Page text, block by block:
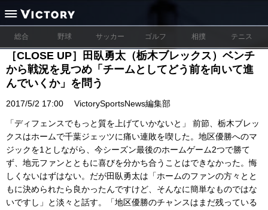
総合 野球 サッカー ゴルフ 相撲 テニス
［CLOSE UP］田臥勇太（栃木ブレックス）ベンチ
から戦況を見つめ「チームとしてどう前を向いて進
んでいくか」を問う
2017/5/2 17:00 VictorySportsNews編集部
「ディフェンスでもっと質を上げていかないと」 前節、栃木ブレッ
クスはホームで千葉ジェッツに痛い連敗を喫した。地区優勝へのマ
ジックを1としながら、今シーズン最後のホームゲーム2つで勝て
ず、地元ファンとともに喜びを分かち合うことはできなかった。悔
しくないはずはない。だが田臥勇太は「ホームのファンの方々とと
もに決められたら良かったんですけど、そんなに簡単なものではな
いですし」と淡々と話す。「地区優勝のチャンスはまだ残っている